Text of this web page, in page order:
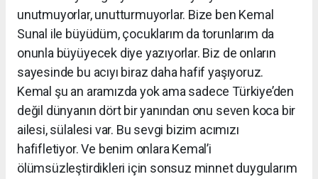
unutmuyorlar, unutturmuyorlar. Bize ben Kemal
Sunal ile büyüdüm, çocuklarım da torunlarım da
onunla büyüyecek diye yazıyorlar. Biz de onların
sayesinde bu acıyı biraz daha hafif yaşıyoruz.
Kemal şu an aramızda yok ama sadece Türkiye’den
değil dünyanın dört bir yanından onu seven koca bir
ailesi, sülalesi var. Bu sevgi bizim acımızı
hafifletiyor. Ve benim onlara Kemal’i
ölümsüzleştirdikleri için sonsuz minnet duygularım